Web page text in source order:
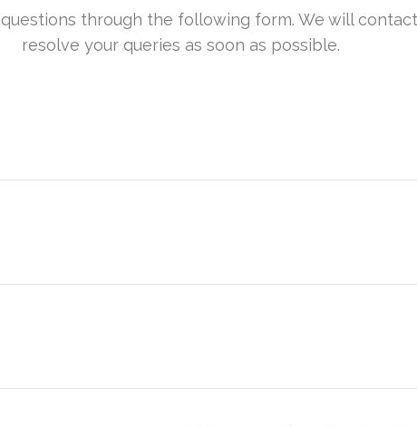
through the following form. We will
resolve your queries as soon as possible.